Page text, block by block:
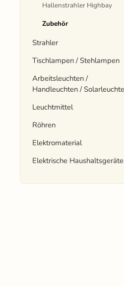
Hallenstrahler Highbay
Zubehör
Strahler
Tischlampen / Stehlampen
Arbeitsleuchten /
Handleuchten /
Leuchtmittel
Röhren
Elektromaterial
Elektrische Haushaltsgeräte